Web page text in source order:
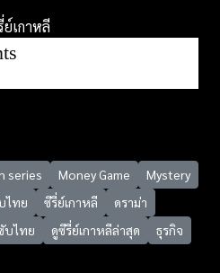
ย์เกาหลี
series Money Game
Mystery
ไทย ซีรี่ย์เกาหลี
ดราม่า
บไทย ดูซีรี่ย์เกาหลีล่าสุด
ธุรกิจ